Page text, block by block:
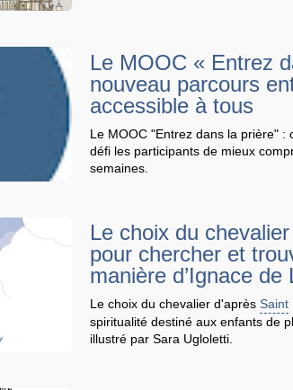
Le MOOC « Entrez
nouveau parcours
accessible à tous
Le MOOC "Entrez dans la prière"
défi les participants de mieux
semaines.
Le choix du
pour chercher et
manière d’Ignace de
Le choix du chevalier d'après Saint
spiritualité destiné aux enfants de
illustré par Sara Ugloletti.